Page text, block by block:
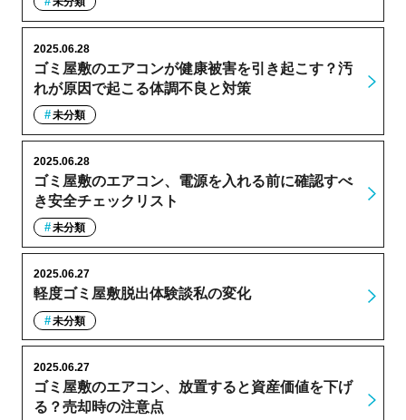
ゴミ屋敷のエアコンが健康被害を引き起こす？汚
れが原因で起こる体調不良と対策
2025.06.28
未分類
ゴミ屋敷のエアコン、電源を入れる前に確認すべ
き安全チェックリスト
2025.06.28
未分類
軽度ゴミ屋敷脱出体験談私の変化
2025.06.27
未分類
ゴミ屋敷のエアコン、放置すると資産価値を下げ
る？売却時の注意点
2025.06.27